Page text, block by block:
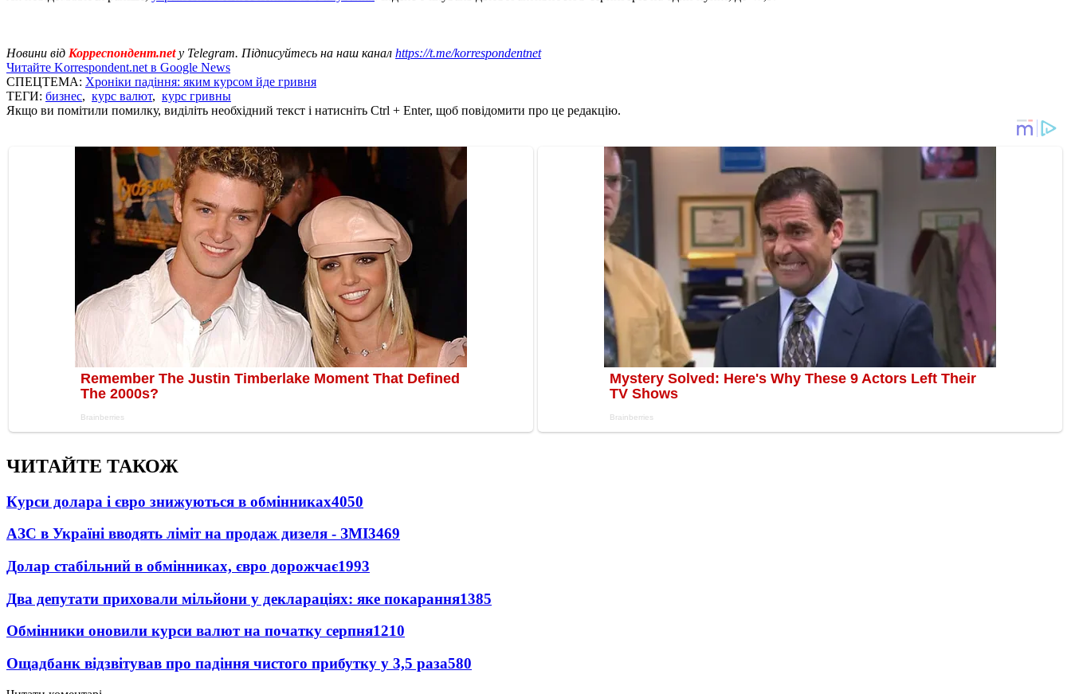
Новини від Корреспондент.netу Telegram. Підписуйтесь на наш канал https://t.me/korrespondentnet
Читайте Korrespondent.net в Google News
СПЕЦТЕМА: Хроніки падіння: яким курсом йде гривня
ТЕГИ: бизнес, курс валют, курс гривны
Якщо ви помітили помилку, виділіть необхідний текст і натисніть Ctrl + Enter, щоб повідомити про це редакцію.
ЧИТАЙТЕ ТАКОЖ
Курси долара і євро знижуються в обмінниках4050
АЗС в Україні вводять ліміт на продаж дизеля - ЗМІ3469
Долар стабільний в обмінниках, євро дорожчає1993
Два депутати приховали мільйони у деклараціях: яке покарання1385
Обмінники оновили курси валют на початку серпня1210
Ощадбанк відзвітував про падіння чистого прибутку у 3,5 раза580